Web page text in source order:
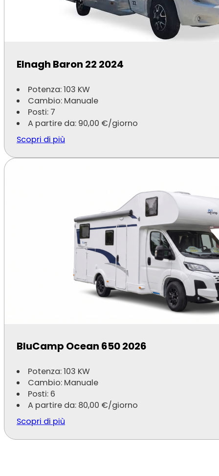
Elnagh Baron 22 2024
Potenza: 103 KW
Cambio: Manuale
Posti: 7
A partire da: 90,00 €/giorno
Scopri di più
BluCamp Ocean 650 2026
Potenza: 103 KW
Cambio: Manuale
Posti: 6
A partire da: 80,00 €/giorno
Scopri di più